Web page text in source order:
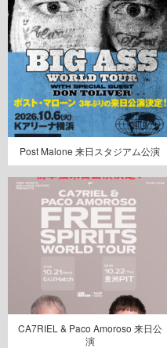
Post Malone 来日スタジアム公演
CA7RIEL & Paco Amoroso 来日公
演